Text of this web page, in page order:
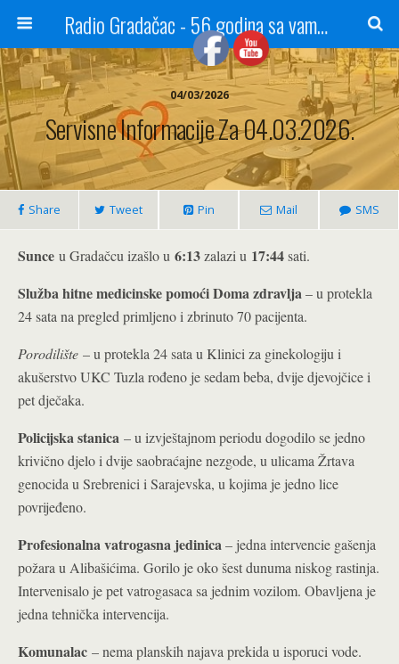
Radio Gradačac - 56 godina sa vama...
04/03/2026
Servisne Informacije Za 04.03.2026.
Share Tweet Pin Mail SMS
Sunce u Gradačcu izašlo u 6:13zalazi u 17:44sati.
Služba hitne medicinske pomoći Doma zdravlja– u protekla
24 sata na pregled primljeno i zbrinuto 70 pacijenta.
Porodilište – u protekla 24 sata u Klinici za ginekologiju i
akušerstvo UKC Tuzla rođeno je sedam beba, dvije djevojčice i
pet dječaka.
Policijska stanica – u izvještajnom periodu dogodilo se jedno
krivično djelo i dvije saobraćajne nezgode, u ulicama Žrtava
genocida u Srebrenici i Sarajevska, u kojima je jedno lice
povrijeđeno.
Profesionalna vatrogasna jedinica– jedna intervencie gašenja
požara u Alibašićima. Gorilo je oko šest dunuma niskog rastinja.
Intervenisalo je pet vatrogasaca sa jednim vozilom. Obavljena je
jedna tehnička intervencija.
Komunalac – nema planskih najava prekida u isporuci vode.